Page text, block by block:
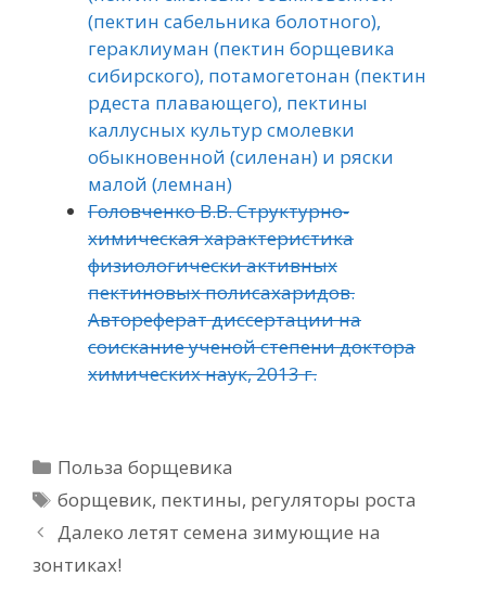
(пектин сабельника болотного),
гераклиуман (пектин борщевика
сибирского), потамогетонан (пектин
рдеста плавающего), пектины
каллусных культур смолевки
обыкновенной (силенан) и ряски
малой (лемнан)
Головченко В.В. Структурно-
химическая характеристика
физиологически активных
пектиновых полисахаридов.
Автореферат диссертации на
соискание ученой степени доктора
химических наук, 2013 г.
Рубрики
Польза борщевика
Метки
борщевик, пектины, регуляторы роста
Далеко летят семена зимующие на
зонтиках!